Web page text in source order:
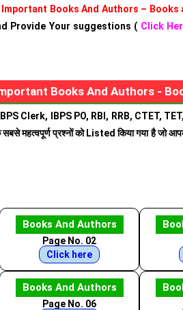
Books And Authors – Books
Provide Your suggestions ( Click
Books And Authors -
Clerk, IBPS PO, RBI, RRB, CTET,
सबसे महत्वपूर्ण प्रश्नों को Listed किया गया है जो
Books And Authors
Page No. 02
Click here
Books And Authors
Page No. 06